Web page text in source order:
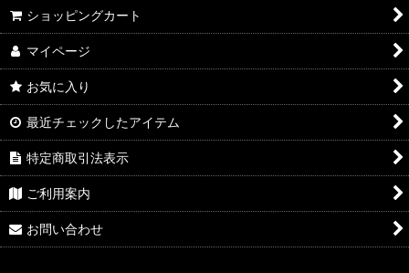
ショッピングカート
マイページ
お気に入り
最近チェックしたアイテム
特定商取引法表示
ご利用案内
お問い合わせ